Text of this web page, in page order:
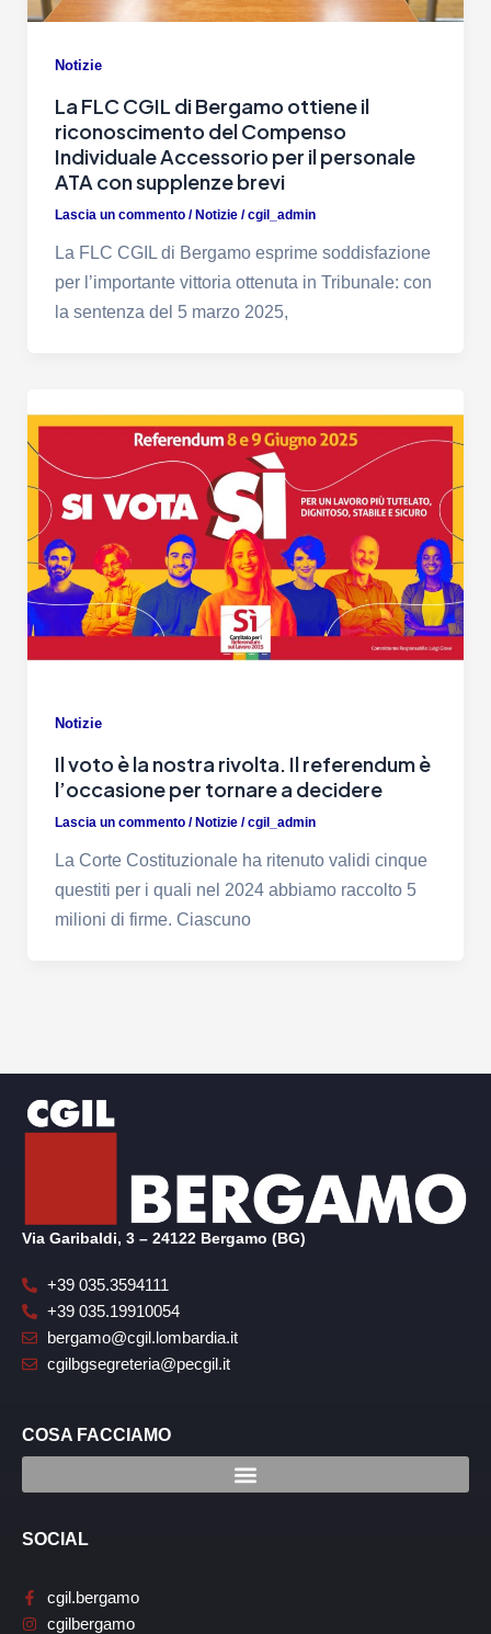
Notizie
La FLC CGIL di Bergamo ottiene il
riconoscimento del Compenso
Individuale Accessorio per il personale
ATA con supplenze brevi
Lascia un commento / Notizie/cgil_admin
La FLC CGIL di Bergamo esprime soddisfazione
per l’importante vittoria ottenuta in Tribunale: con
la sentenza del 5 marzo 2025,
Notizie
Il voto è la nostra rivolta. Il referendum è
l’occasione per tornare a decidere
Lascia un commento /Notizie/cgil_admin
La Corte Costituzionale ha ritenuto validi cinque
questiti per i quali nel 2024 abbiamo raccolto 5
milioni di firme. Ciascuno
Via Garibaldi, 3 – 24122 Bergamo (BG)
+39 035.3594111
+39 035.19910054
bergamo@cgil.lombardia.it
cgilbgsegreteria@pecgil.it
COSA FACCIAMO
SOCIAL
cgil.bergamo
cgilbergamo